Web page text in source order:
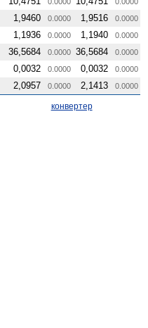
1,9460 0.0000 1,9516 0.0000
1,1936 0.0000 1,1940 0.0000
36,5684 0.0000 36,5684 0.0000
0,0032 0.0000 0,0032 0.0000
2,0957 0.0000 2,1413 0.0000
конвертер